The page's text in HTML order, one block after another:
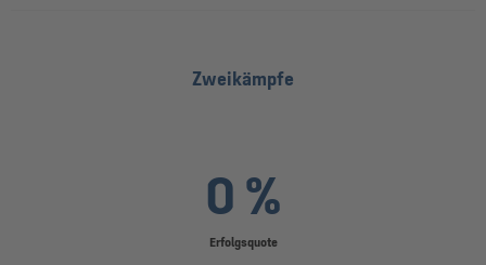
Zweikämpfe
Erfolgsquote
0 %